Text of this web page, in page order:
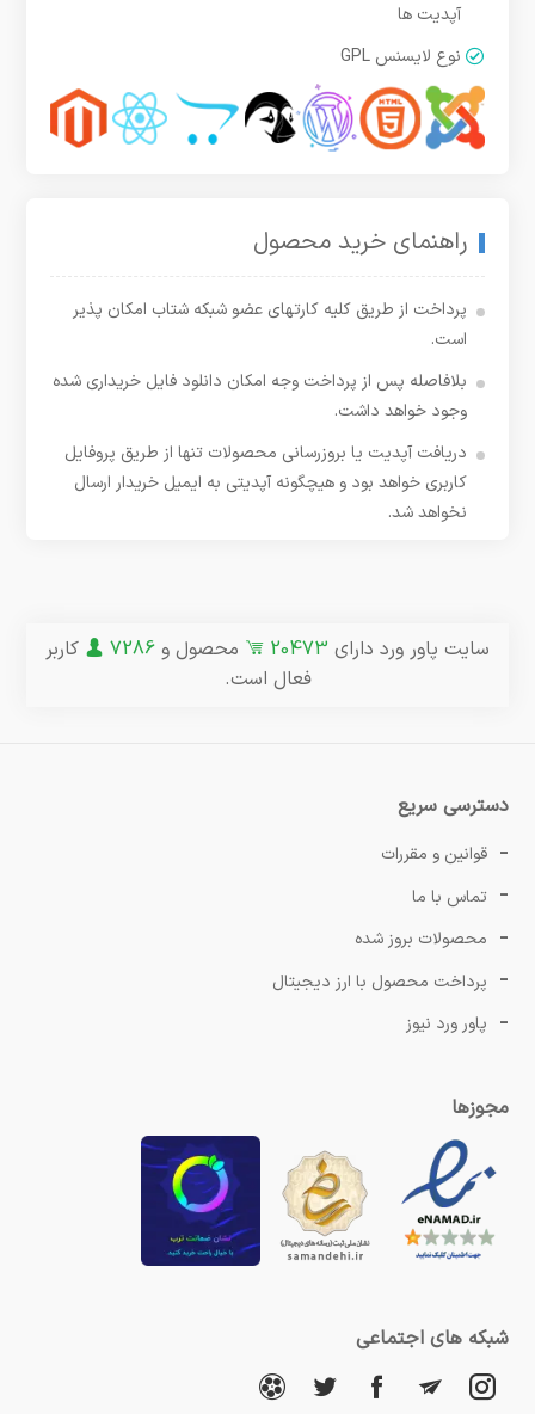
آپدیت ها
نوع لایسنس GPL
راهنمای خرید محصول
پرداخت از طریق کلیه کارتهای عضو شبکه شتاب امکان پذیر
است.
بلافاصله پس از پرداخت وجه امکان دانلود فایل خریداری شده
وجود خواهد داشت.
دریافت آپدیت یا بروزرسانی محصولات تنها از طریق پروفایل
کاربری خواهد بود و هیچگونه آپدیتی به ایمیل خریدار ارسال
نخواهد شد.
سایت پاور ورد دارای 20473 محصول و 7286
کاربر
فعال است.
دسترسی سریع
قوانین و مقررات
تماس با ما
محصولات بروز شده
پرداخت محصول با ارز دیجیتال
پاور ورد نیوز
مجوزها
شبکه های اجتماعی